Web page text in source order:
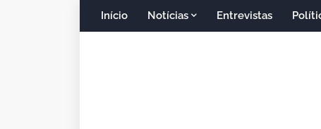
Início Notícias Entrevistas